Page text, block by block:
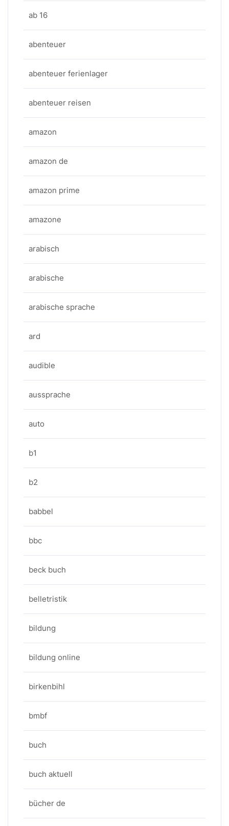
ab 16
abenteuer
abenteuer ferienlager
abenteuer reisen
amazon
amazon de
amazon prime
amazone
arabisch
arabische
arabische sprache
ard
audible
aussprache
auto
b1
b2
babbel
bbc
beck buch
belletristik
bildung
bildung online
birkenbihl
bmbf
buch
buch aktuell
bücher de